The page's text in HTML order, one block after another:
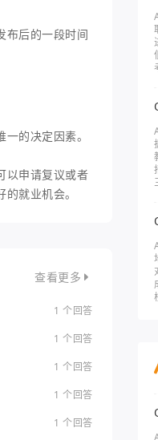
布后的一段时间
的决定因素。
以申请复议或者
就业机会。
查看更多
1 个回答
1 个回答
1 个回答
1 个回答
1 个回答